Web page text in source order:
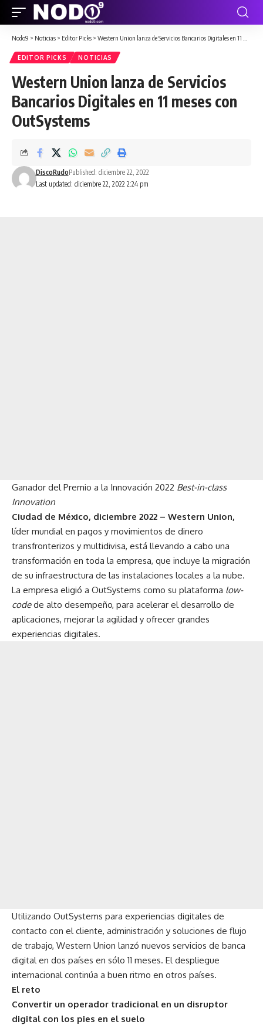
Nodo9 > Noticias > Editor Picks > Western Union lanza de Servicios Bancarios Digitales en 11 meses con OutSystems
EDITOR PICKS NOTICIAS
Western Union lanza de Servicios
Bancarios Digitales en 11 meses con
OutSystems
Last updated: diciembre 22, 2022 2:24 pm
DiscoRudoPublished: diciembre 22, 2022
Ganador del Premio a la Innovación 2022 Best-in-class
Innovation
Ciudad de México, diciembre 2022 – Western Union,
líder mundial en pagos y movimientos de dinero
transfronterizos y multidivisa, está llevando a cabo una
transformación en toda la empresa, que incluye la migración
de su infraestructura de las instalaciones locales a la nube.
La empresa eligió a OutSystems como su plataforma low-
codede alto desempeño, para acelerar el desarrollo de
aplicaciones, mejorar la agilidad y ofrecer grandes
experiencias digitales.
Utilizando OutSystems para experiencias digitales de
contacto con el cliente, administración y soluciones de flujo
de trabajo, Western Union lanzó nuevos servicios de banca
digital en dos países en sólo 11 meses. El despliegue
internacional continúa a buen ritmo en otros países.
El reto
Convertir un operador tradicional en un disruptor
digital con los pies en el suelo